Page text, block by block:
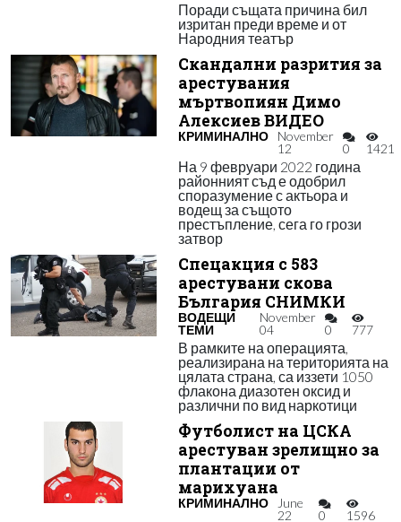
Поради същата причина бил
изритан преди време и от
Народния театър
Скандални разрития за
арестувания
мъртвопиян Димо
Алексиев ВИДЕО
КРИМИНАЛНО
November
12
0 1421
На 9 февруари 2022 година
районният съд е одобрил
споразумение с актьора и
водещ за същото
престъпление, сега го грози
затвор
Спецакция с 583
арестувани скова
България СНИМКИ
ВОДЕЩИ
ТЕМИ
November
04
0 777
В рамките на операцията,
реализирана на територията на
цялата страна, са иззети 1050
флакона диазотен оксид и
различни по вид наркотици
Футболист на ЦСКА
арестуван зрелищно за
плантации от
марихуана
КРИМИНАЛНО
June
22
0 1596